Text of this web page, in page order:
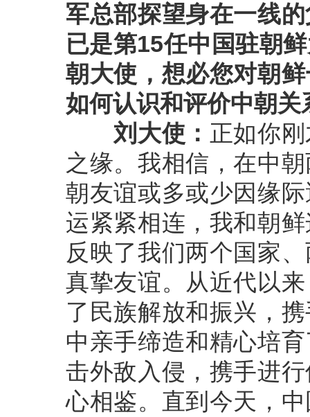
军总部探望身在一线
已是第15任中国驻朝
朝大使，想必您对朝
如何认识和评价中朝
刘大使： 正如你
之缘。我相信，在中
朝友谊或多或少因缘
运紧紧相连，我和朝
反映了我们两个国家
真挚友谊。从近代以
了民族解放和振兴，
中亲手缔造和精心培
击外敌入侵，携手进
心相鉴。直到今天，